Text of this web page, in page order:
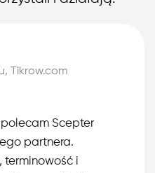
Tikrow.com
polecam Scepter
partnera.
terminowość i